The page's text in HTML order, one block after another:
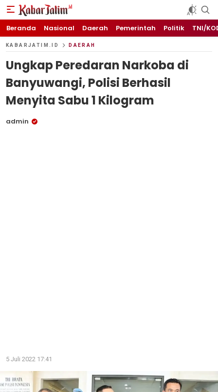
KABARJATIM.id
Kabar Jawa timuran
Beranda Nasional Daerah Pemerintah Politik TNI/
KABARJATIM.ID DAERAH
Ungkap Peredaran Narkoba di
Banyuwangi, Polisi Berhasil
Menyita Sabu 1 Kilogram
admin
5 Juli 2022 17:41